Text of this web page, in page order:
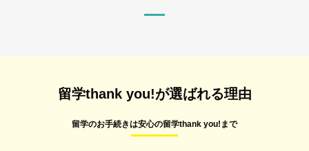
留学thank you!が選ばれる理由
留学のお手続きは安心の留学thank you!まで